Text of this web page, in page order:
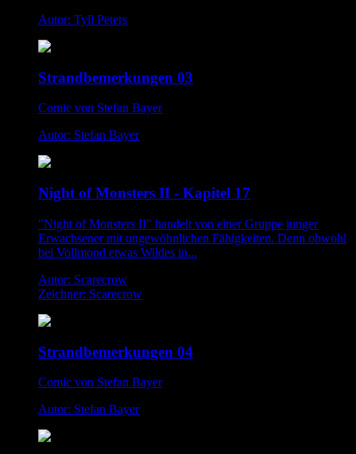
Autor: Tyll Peters
Strandbemerkungen 03
Comic von Stefan Bayer
Autor: Stefan Bayer
Night of Monsters II - Kapitel 17
"Night of Monsters II" handelt von einer Gruppe junger
Erwachsener mit ungewöhnlichen Fähigkeiten. Denn obwohl
bei Vollmond etwas Wildes in...
Autor: Scarecrow
Zeichner: Scarecrow
Strandbemerkungen 04
Comic von Stefan Bayer
Autor: Stefan Bayer